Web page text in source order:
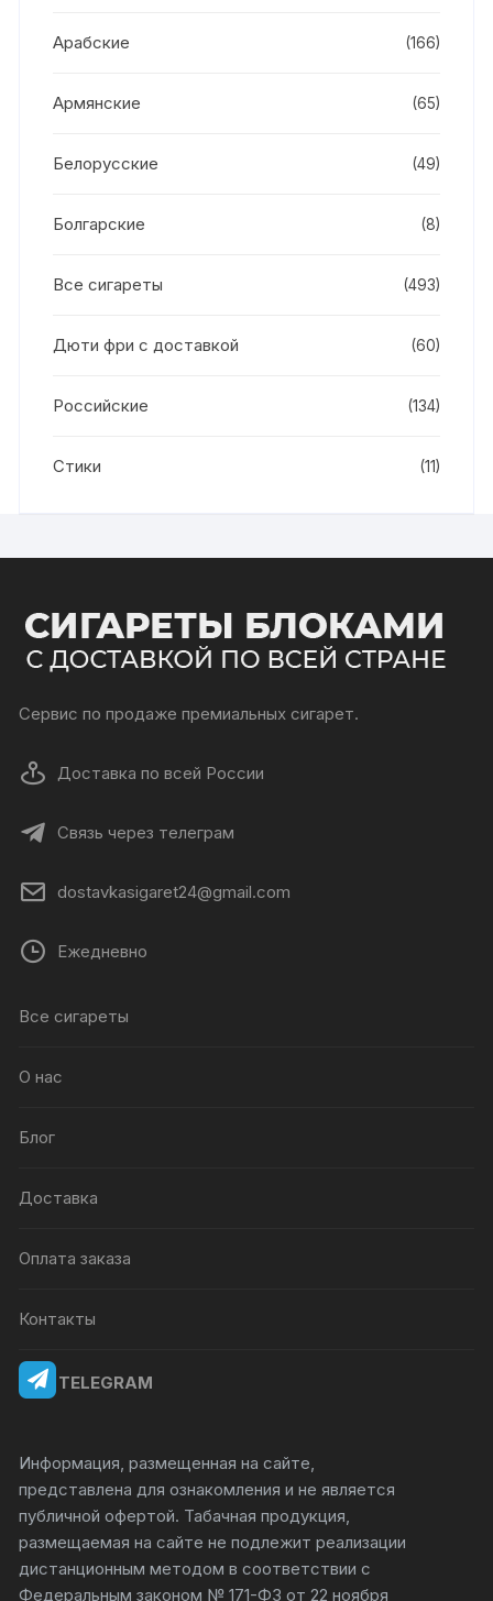
Арабские (166)
Армянские (65)
Белорусские (49)
Болгарские (8)
Все сигареты (493)
Дюти фри с доставкой (60)
Российские (134)
Стики (11)
Сервис по продаже премиальных сигарет.
Доставка по всей России
Связь через телеграм
dostavkasigaret24@gmail.com
Ежедневно
Все сигареты
О нас
Блог
Доставка
Оплата заказа
Контакты
TELEGRAM
Информация, размещенная на сайте,
представлена для ознакомления и не является
публичной офертой. Табачная продукция,
размещаемая на сайте не подлежит реализации
дистанционным методом в соответствии с
Федеральным законом № 171-ФЗ от 22 ноября